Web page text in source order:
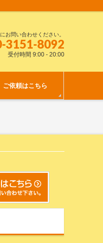
お問い合わせください。
3151-8092
受付時間 9:00 - 20:00
ご依頼はこちら